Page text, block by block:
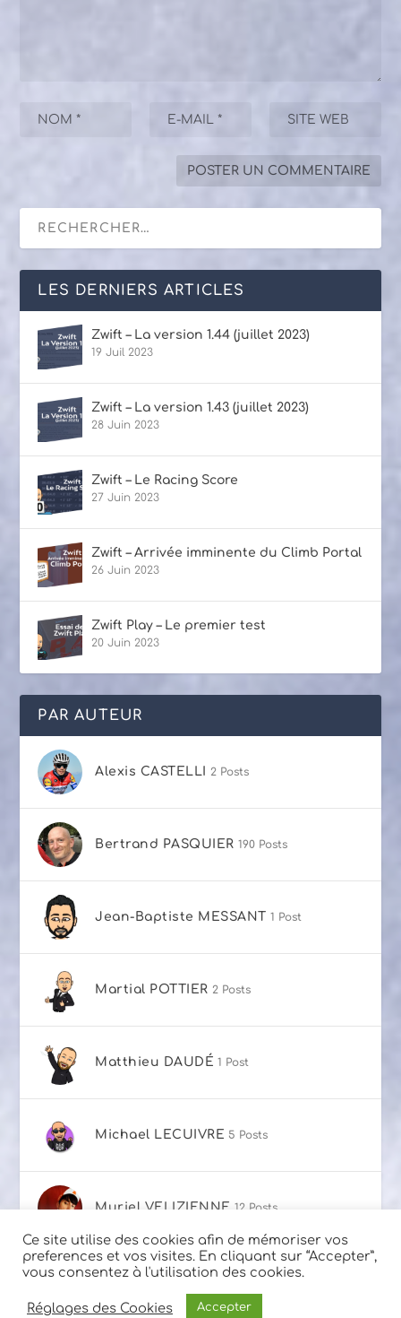
LES DERNIERS ARTICLES
Zwift – La version 1.44 (juillet 2023)
19 Juil 2023
Zwift – La version 1.43 (juillet 2023)
28 Juin 2023
Zwift – Le Racing Score
27 Juin 2023
Zwift – Arrivée imminente du Climb Portal
26 Juin 2023
Zwift Play – Le premier test
20 Juin 2023
PAR AUTEUR
Alexis CASTELLI 2 Posts
Bertrand PASQUIER 190 Posts
Jean-Baptiste MESSANT 1 Post
Martial POTTIER 2 Posts
Matthieu DAUDÉ 1 Post
Michael LECUIVRE 5 Posts
Muriel VELIZIENNE 12 Posts
Conçu parElegant Themes| Propulsé par
Ce site utilise des cookies afin de mémoriser vos
preferences et vos visites. En cliquant sur “Accepter”,
vous consentez à l'utilisation des cookies.
Réglages des Cookies Accepter